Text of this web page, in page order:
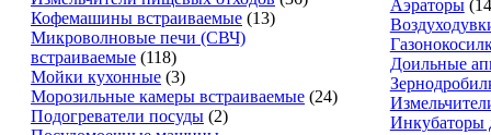
Кофемашины встраиваемые (13)
Микроволновые печи (СВЧ)
встраиваемые (118)
Мойки кухонные (3)
Морозильные камеры встраиваемые (24)
Подогреватели посуды (2)
Аэраторы
Доильные
Инкубаторы